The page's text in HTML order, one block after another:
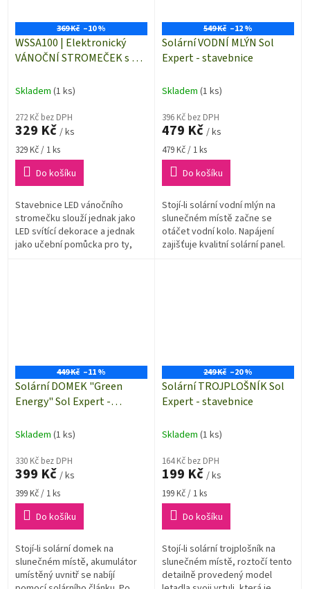
369 Kč –10 %
WSSA100 | Elektronický
VÁNOČNÍ STROMEČEK s 16
Skladem (1 ks)
272 Kč bez DPH
329 Kč / ks
Měrná
cena:
329 Kč / 1 ks
Do košíku
Stavebnice LED vánočního
stromečku slouží jednak jako
LED svítící dekorace a jednak
jako učební pomůcka pro ty,
549 Kč –12 %
Solární VODNÍ MLÝN Sol
Expert - stavebnice
Skladem (1 ks)
396 Kč bez DPH
479 Kč / ks
Měrná
cena:
479 Kč / 1 ks
Do košíku
Stojí-li solární vodní mlýn na
slunečném místě začne se
otáčet vodní kolo. Napájení
zajišťuje kvalitní solární panel.
449 Kč –11 %
Solární DOMEK "Green
Energy" Sol Expert -
Skladem (1 ks)
330 Kč bez DPH
399 Kč / ks
Měrná
cena:
399 Kč / 1 ks
Do košíku
Stojí-li solární domek na
slunečném místě, akumulátor
umístěný uvnitř se nabíjí
249 Kč –20 %
Solární TROJPLOŠNÍK Sol
Expert - stavebnice
Skladem (1 ks)
164 Kč bez DPH
199 Kč / ks
Měrná
cena:
199 Kč / 1 ks
Do košíku
Stojí-li solární trojplošník na
slunečném místě, roztočí tento
detailně provedený model